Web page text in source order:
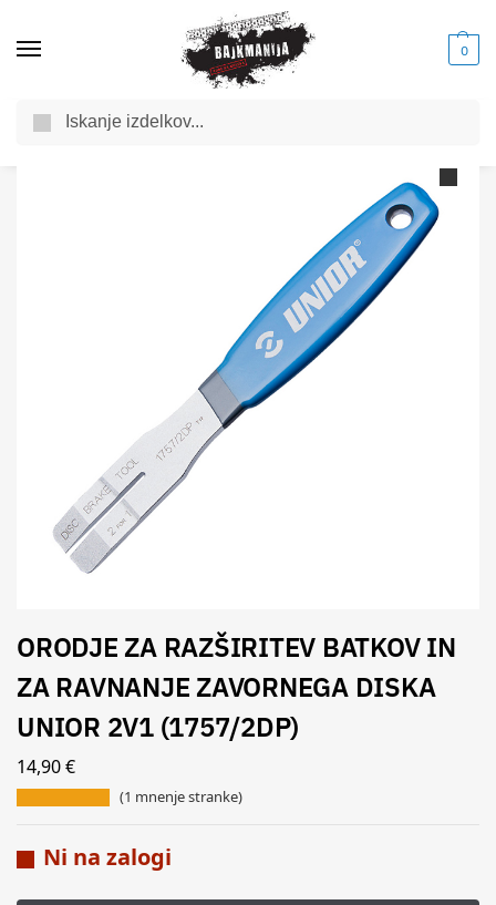
0
/ Trgovina / Orodja in maziva za kolo
ORODJE ZA RAZŠIRITEV BATKOV IN
ZA RAVNANJE ZAVORNEGA DISKA
UNIOR 2V1 (1757/2DP)
14,90€
(1 mnenje stranke)
Ni na zalogi